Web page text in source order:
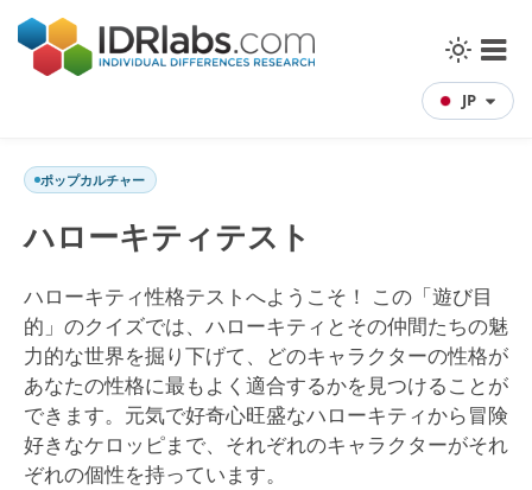
JP
ポップカルチャー
ハローキティテスト
ハローキティ性格テストへようこそ！ この「遊び目
的」のクイズでは、ハローキティとその仲間たちの魅
力的な世界を掘り下げて、どのキャラクターの性格が
あなたの性格に最もよく適合するかを見つけることが
できます。元気で好奇心旺盛なハローキティから冒険
好きなケロッピまで、それぞれのキャラクターがそれ
ぞれの個性を持っています。